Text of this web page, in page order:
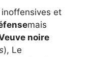
et
mais
noire
), Le